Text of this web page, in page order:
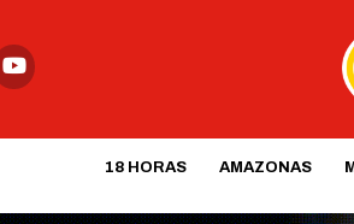
18 HORAS AMAZONAS